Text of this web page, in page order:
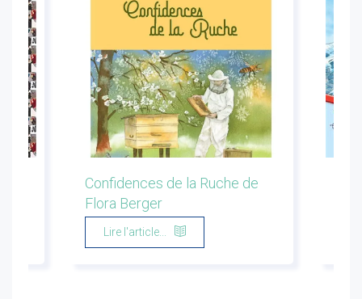
Confidences de la Ruche de
Flora Berger
Lire l'article...